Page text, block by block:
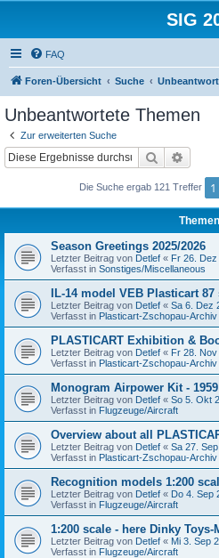
SIG
FAQ
Foren-Übersicht Suche
Unbeantwortete Themen
Zur erweiterten Suche
Suche
Die Suche ergab 121 Treffer 1
Themen
Season Greetings 2025/2026
Letzter Beitrag von Detlef « Fr 26.
Verfasst in Sonstiges/Miscellaneous
IL-14 model VEB Plasticart 87
Letzter Beitrag von Detlef « Sa 6. Dez
Verfasst in Plasticart-Zschopau-Archiv
PLASTICART Exhibition &
Letzter Beitrag von Detlef « Fr 28.
Verfasst in Plasticart-Zschopau-Archiv
Monogram Airpower Kit - 1959
Letzter Beitrag von Detlef « So 5. Okt
Verfasst in Flugzeuge/Aircraft
Overview about all
Letzter Beitrag von Detlef « Sa 27.
Verfasst in Plasticart-Zschopau-Archiv
Recognition models 1:200
Letzter Beitrag von Detlef « Do 4. Sep
Verfasst in Flugzeuge/Aircraft
1:200 scale - here Dinky
Letzter Beitrag von Detlef « Mi 3. Sep
Verfasst in Flugzeuge/Aircraft